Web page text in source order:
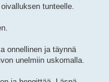
tunteelle.
onnellinen ja täynnä
unelmiin uskomalla.